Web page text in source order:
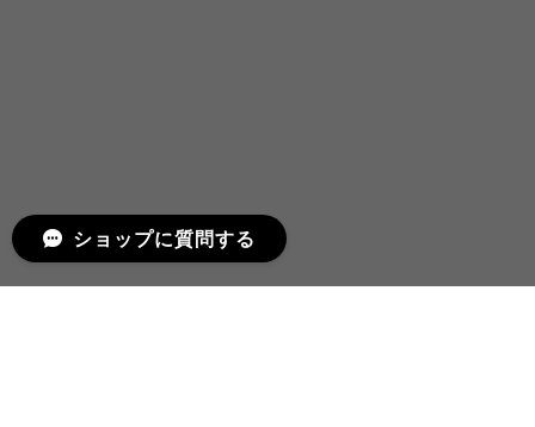
ショップに質問する